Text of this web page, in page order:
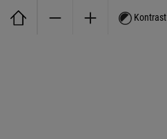
Kontrast